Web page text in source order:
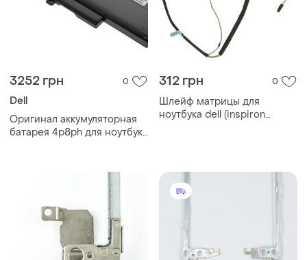
3252 грн 0
Dell
Оригинал аккумуляторная
батарея 4p8ph для ноутбука
312 грн 0
Шлейф матрицы для
ноутбука dell (inspiron